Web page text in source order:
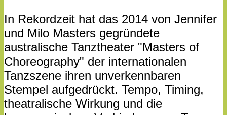
In Rekordzeit hat das 2014 von Jennifer
und Milo Masters gegründete
australische Tanztheater "Masters of
Choreography" der internationalen
Tanzszene ihren unverkennbaren
Stempel aufgedrückt. Tempo, Timing,
theatralische Wirkung und die